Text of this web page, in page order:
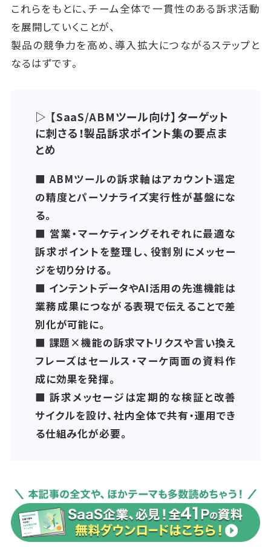
これらをもとに、チーム全体で一貫性のある訴求活動
を展開していくことが、
製品の競争力を高め、導入拡大につながるステップと
なるはずです。
▷ 【SaaS/ABMツール向け】ターゲット
に刺さる！製品訴求ポイント集の要点ま
とめ
■ ABMツールの訴求軸はアカウント選定
の精度とパーソナライズ実行性が基盤にな
る。
■ 営業・マーケティングそれぞれに最適な
訴求ポイントを整理し、役割別にメッセー
ジを切り分ける。
■ インテントデータやAI活用の先進機能は
業務成果につながる表現で伝えることで差
別化が可能に。
■ 課題×機能の訴求マトリクスや言い換え
フレーズはセールス・マーケ両面の資料作
成に効果を発揮。
■ 訴求メッセージは定期的な検証と改善
サイクルを設け、社内全体で共有・運用でき
る仕組み化が必要。